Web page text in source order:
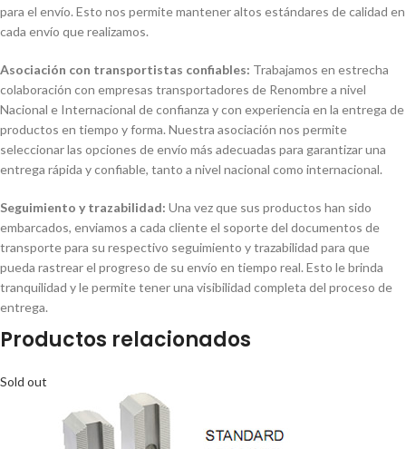
para el envío. Esto nos permite mantener altos estándares de calidad en
cada envío que realizamos.
Asociación con transportistas confiables: Trabajamos en estrecha
colaboración con empresas transportadores de Renombre a nivel
Nacional e Internacional de confianza y con experiencia en la entrega de
productos en tiempo y forma. Nuestra asociación nos permite
seleccionar las opciones de envío más adecuadas para garantizar una
entrega rápida y confiable, tanto a nivel nacional como internacional.
Seguimiento y trazabilidad: Una vez que sus productos han sido
embarcados, enviamos a cada cliente el soporte del documentos de
transporte para su respectivo seguimiento y trazabilidad para que
pueda rastrear el progreso de su envío en tiempo real. Esto le brinda
tranquilidad y le permite tener una visibilidad completa del proceso de
entrega.
Productos relacionados
Sold out